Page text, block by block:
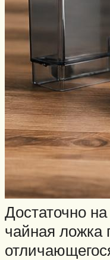
Достаточно
чайная ложка